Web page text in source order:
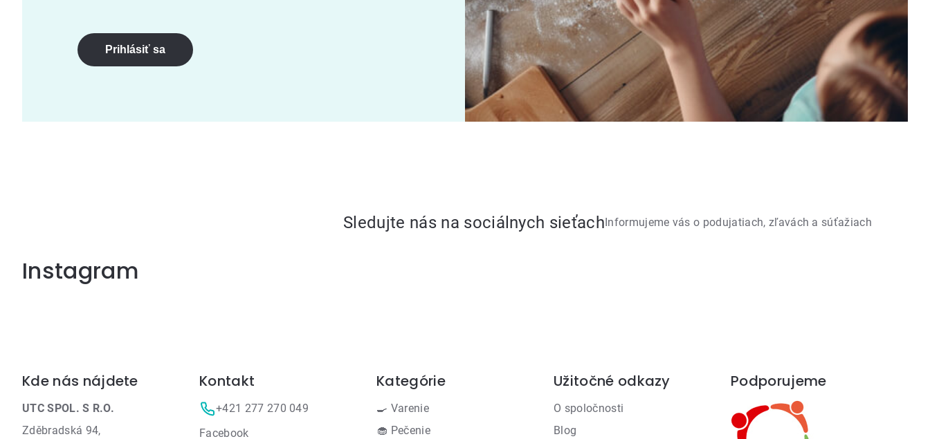
Prihlásiť sa
Sledujte nás na sociálnych sieťachInformujeme vás o podujatiach, zľavách a súťažiach
Instagram
Zápätie
Kde nás nájdete
UTC SPOL. S R.O.
Zděbradská 94,
Kontakt
+421 277 270 049
Facebook
Preskočiť
Kategórie
🍳 Varenie
🧁 Pečenie
Užitočné odkazy
O spoločnosti
Blog
Podporujeme